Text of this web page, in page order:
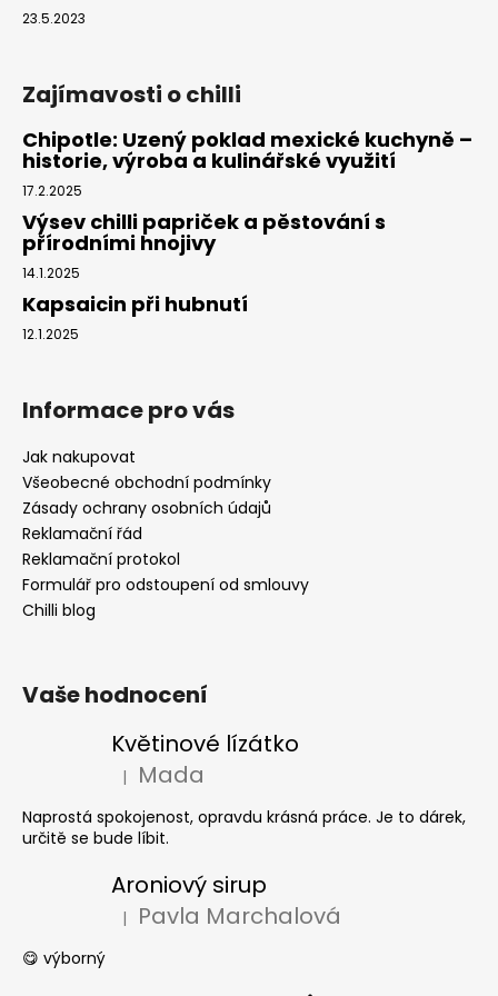
23.5.2023
Zajímavosti o chilli
Chipotle: Uzený poklad mexické kuchyně –
historie, výroba a kulinářské využití
17.2.2025
Výsev chilli papriček a pěstování s
přírodními hnojivy
14.1.2025
Kapsaicin při hubnutí
12.1.2025
Informace pro vás
Jak nakupovat
Všeobecné obchodní podmínky
Zásady ochrany osobních údajů
Reklamační řád
Reklamační protokol
Formulář pro odstoupení od smlouvy
Chilli blog
Vaše hodnocení
Květinové lízátko
Hodnocení produktu je 5 z 5 hvězdiček.
| Mada
Naprostá spokojenost, opravdu krásná práce. Je to dárek,
určitě se bude líbit.
Aroniový sirup
Hodnocení produktu je 5 z 5 hvězdiček.
| Pavla Marchalová
😋 výborný